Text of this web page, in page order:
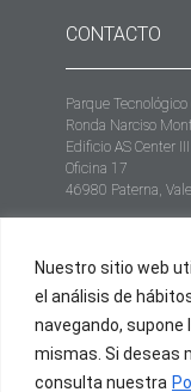
Nuestro sitio web
el análisis de
navegando, supone
mismas. Si deseas
consulta nuestra
CONTACTO
Parque
Ronda Narciso
Edificio AS Center
Oficina 17
46980 Paterna,
info@proxium.es